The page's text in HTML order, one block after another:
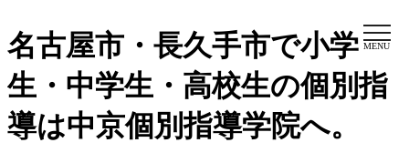
名古屋市・長久手市で小学
生・中学生・高校生の個別指
導は中京個別指導学院へ。
MENU